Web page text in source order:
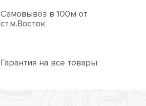
Самовывоз в 100м от
ст.м.Восток
Гарантия на все товары